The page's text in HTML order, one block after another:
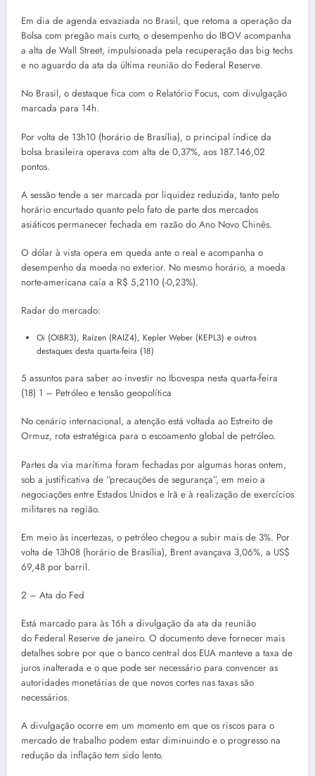
Em dia de agenda esvaziada no Brasil, que retoma a operação da
Bolsa com pregão mais curto, o desempenho do IBOV acompanha
a alta de Wall Street, impulsionada pela recuperação das big techs
e no aguardo da ata da última reunião do Federal Reserve.
No Brasil, o destaque fica com o Relatório Focus, com divulgação
marcada para 14h.
Por volta de 13h10 (horário de Brasília), o principal índice da
bolsa brasileira operava com alta de 0,37%, aos 187.146,02
pontos.
A sessão tende a ser marcada por liquidez reduzida, tanto pelo
horário encurtado quanto pelo fato de parte dos mercados
asiáticos permanecer fechada em razão do Ano Novo Chinês.
O dólar à vista opera em queda ante o real e acompanha o
desempenho da moeda no exterior. No mesmo horário, a moeda
norte-americana caía a R$ 5,2110 (-0,23%).
Radar do mercado:
Oi (OIBR3), Raízen (RAIZ4), Kepler Weber (KEPL3) e outros
destaques desta quarta-feira (18)
5 assuntos para saber ao investir no Ibovespa nesta quarta-feira
(18) 1 – Petróleo e tensão geopolítica
No cenário internacional, a atenção está voltada ao Estreito de
Ormuz, rota estratégica para o escoamento global de petróleo.
Partes da via marítima foram fechadas por algumas horas ontem,
sob a justificativa de “precauções de segurança”, em meio a
negociações entre Estados Unidos e Irã e à realização de exercícios
militares na região.
Em meio às incertezas, o petróleo chegou a subir mais de 3%. Por
volta de 13h08 (horário de Brasília), Brent avançava 3,06%, a US$
69,48 por barril.
2 – Ata do Fed
Está marcado para às 16h a divulgação da ata da reunião
do Federal Reserve de janeiro. O documento deve fornecer mais
detalhes sobre por que o banco central dos EUA manteve a taxa de
juros inalterada e o que pode ser necessário para convencer as
autoridades monetárias de que novos cortes nas taxas são
necessários.
A divulgação ocorre em um momento em que os riscos para o
mercado de trabalho podem estar diminuindo e o progresso na
redução da inflação tem sido lento.